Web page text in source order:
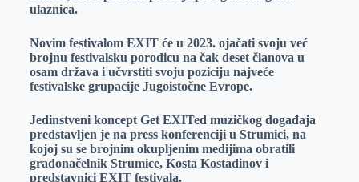
ulaznica.
Novim festivalom EXIT će u 2023. ojačati svoju već
brojnu festivalsku porodicu na čak deset članova u
osam država i učvrstiti svoju poziciju najveće
festivalske grupacije Jugoistočne Evrope.
Jedinstveni koncept Get EXITed muzičkog događaja
predstavljen je na press konferenciji u Strumici, na
kojoj su se brojnim okupljenim medijima obratili
gradonačelnik Strumice, Kosta Kostadinov i
predstavnici EXIT festivala.